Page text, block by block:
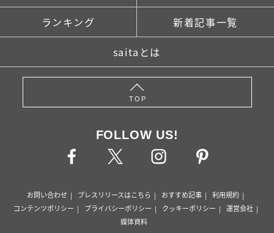
ランキング 新着記事一覧
saitaとは
TOP
FOLLOW US!
お問い合わせ プレスリリースはこちら おすすめ記事
利用規約
コンテンツポリシー
プライバシーポリシー クッキーポリシー
運営会社
媒体資料